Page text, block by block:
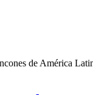
de América